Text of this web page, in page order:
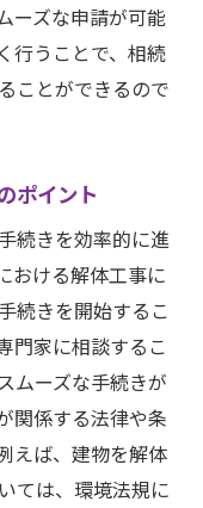
ーズな申請が可能
行うことで、相続
ことができるので
ポイント
続きを効率的に進
おける解体工事に
続きを開始するこ
門家に相談するこ
ムーズな手続きが
関係する法律や条
えば、建物を解体
ては、環境法規に